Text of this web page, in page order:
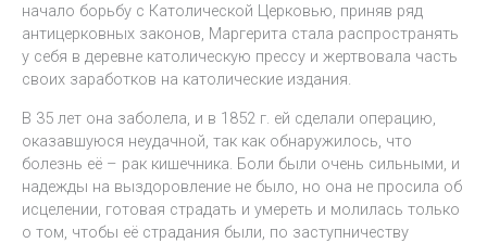
начало борьбу с Католической Церковью, приняв ряд
антицерковных законов, Маргерита стала распространять
у себя в деревне католическую прессу и жертвовала часть
своих заработков на католические издания.
В 35 лет она заболела, и в 1852 г. ей сделали операцию,
оказавшуюся неудачной, так как обнаружилось, что
болезнь её – рак кишечника. Боли были очень сильными, и
надежды на выздоровление не было, но она не просила об
исцелении, готовая страдать и умереть и молилась только
о том, чтобы её страдания были, по заступничеству